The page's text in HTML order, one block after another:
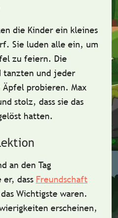
die Kinder ein kleines
Sie luden alle ein, um
zu feiern. Die
tanzten und jeder
probieren. Max
stolz, dass sie das
hatten.
an den Tag
dass Freundschaft
Wichtigste waren.
erscheinen,